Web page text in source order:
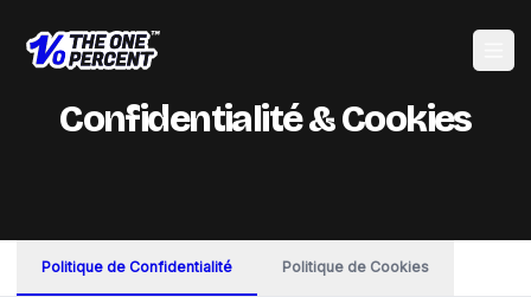
Confidentialité & Cookies
Politique de Confidentialité Politique de Cookies